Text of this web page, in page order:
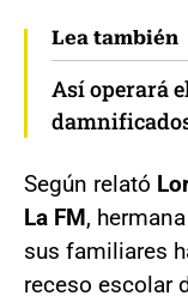
Lea también
Así operará
Según relató
La FM,
sus familiares
receso escolar